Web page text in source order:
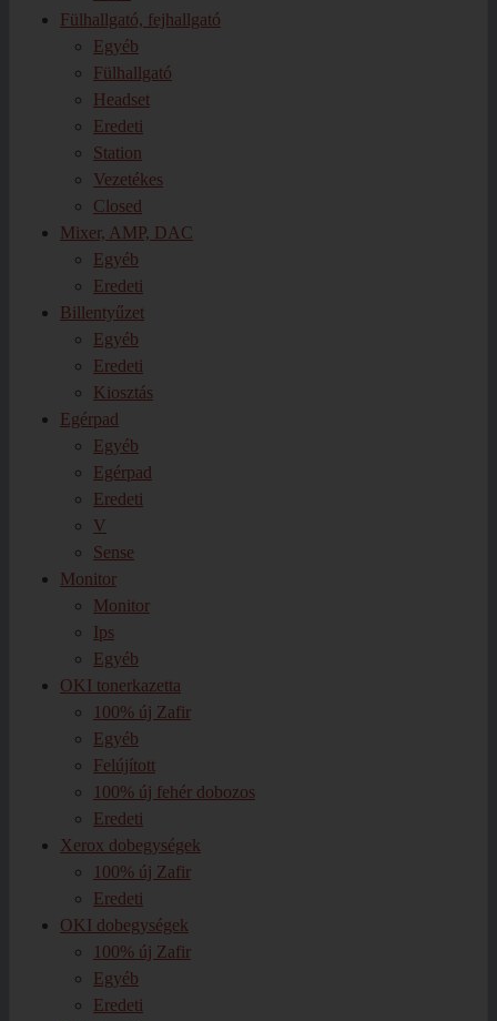
Fülhallgató, fejhallgató
Egyéb
Fülhallgató
Headset
Eredeti
Station
Vezetékes
Closed
Mixer, AMP, DAC
Egyéb
Eredeti
Billentyűzet
Egyéb
Eredeti
Kiosztás
Egérpad
Egyéb
Egérpad
Eredeti
V
Sense
Monitor
Monitor
Ips
Egyéb
OKI tonerkazetta
100% új Zafir
Egyéb
Felújított
100% új fehér dobozos
Eredeti
Xerox dobegységek
100% új Zafir
Eredeti
OKI dobegységek
100% új Zafir
Egyéb
Eredeti